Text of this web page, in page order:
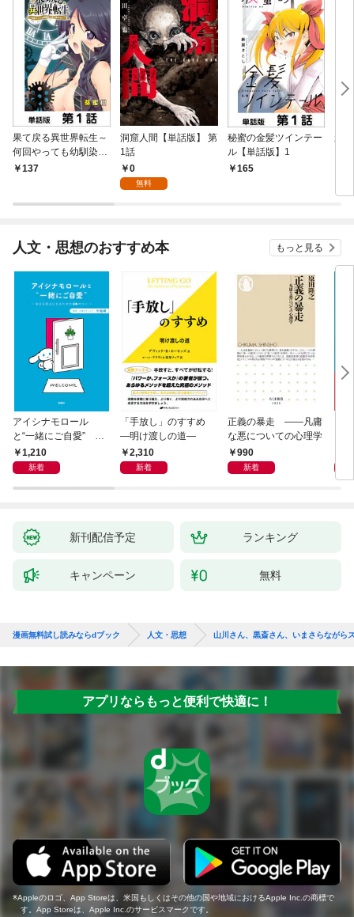
果て戻る異世界転生～
何回やっても幼馴染に
辿り着けない～【単話
137
洞窟人間【単話版】 第
1話
0
無料
秘蜜の金髪ツインテー
ル【単話版】1
165
新
人文・思想のおすすめ本 もっと見る
アイシナモロール
と“一緒にご自愛” ～
自分を好きになるため
の56のコツ～
1,210
新着
「手放し」のすすめ
―明け渡しの道―
2,310
新着
正義の暴走 ――凡庸
な悪についての心理学
990
新着
新刊配信予定 ランキング
キャンペーン 無料
漫画無料試し読みならdブック 人文・思想 山川さん、黒斎さん、いまさらながら
アプリならもっと便利で快適に！
Appleのロゴ、App Storeは、米国もしくはその他の国や地域におけるApple Inc.の商標で
す。App Storeは、Apple Inc.のサービスマークです。